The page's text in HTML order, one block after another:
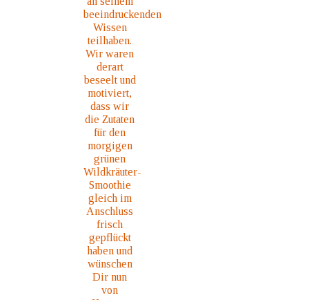
beeindruckenden
Wissen
teilhaben.
Wir waren
derart
beseelt und
motiviert,
dass wir
die Zutaten
für den
morgigen
grünen
Wildkräuter-
Smoothie
gleich im
Anschluss
frisch
gepflückt
haben und
wünschen
Dir nun
von